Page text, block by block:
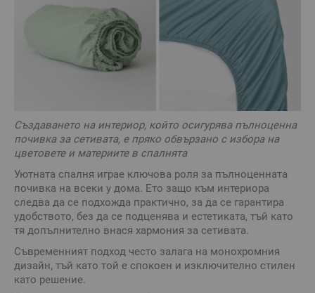
Създаването на интериор, който осигурява пълноценна
почивка за сетивата, е пряко обвързано с избора на
цветовете и материите в спалнята
Уютната спалня играе ключова роля за пълноценната
почивка на всеки у дома. Ето защо към интериора
следва да се подхожда практично, за да се гарантира
удобството, без да се подценява и естетиката, тъй като
тя допълнително внася хармония за сетивата.
Съвременният подход често залага на монохромния
дизайн, тъй като той е спокоен и изключително стилен
като решение.